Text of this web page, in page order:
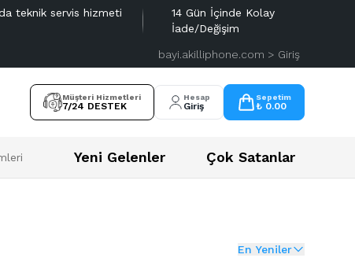
teknik servis hizmeti
14 Gün İçinde Kolay
İade/Değişim
bayi.akilliphone.com > Giriş
Müşteri Hizmetleri
7/24 DESTEK
Hesap
Giriş
Sepetim
₺ 0.00
Yeni Gelenler Çok Satanlar
En Yeniler